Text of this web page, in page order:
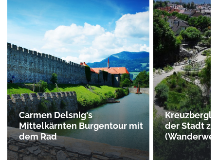
Carmen Delsnig's
Mittelkärnten Burgentour mit
dem Rad
Kreuzbergl
der Stadt